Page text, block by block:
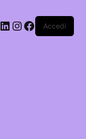
LinkedIn
Instagram
Facebook
Accedi